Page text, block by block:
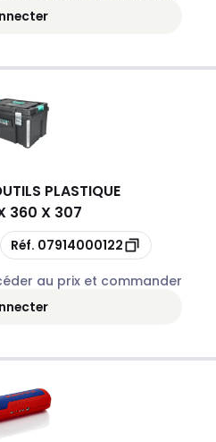
PLASTIQUE
360 X 307
Copie
Réf. 07914000122
au prix et commander